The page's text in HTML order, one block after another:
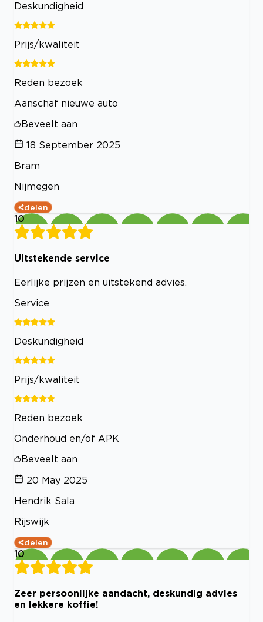
Deskundigheid
Prijs/kwaliteit
Reden bezoek
Aanschaf nieuwe auto
Beveelt aan
18 September 2025
Bram
Nijmegen
delen
10
Uitstekende service
Eerlijke prijzen en uitstekend advies.
Service
Deskundigheid
Prijs/kwaliteit
Reden bezoek
Onderhoud en/of APK
Beveelt aan
20 May 2025
Hendrik Sala
Rijswijk
delen
10
Zeer persoonlijke aandacht, deskundig advies
en lekkere koffie!